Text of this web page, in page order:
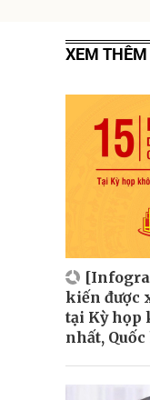
XEM
kiến được
tại Kỳ họp
nhất,